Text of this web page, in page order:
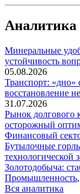
Аналитика
Минеральные
устойчивость
05.08.2026
Транспорт: «дно»
восстановление
31.07.2026
Рынок долгового
осторожный
Финансовый
Бутылочные
технологической
Золотодобыча:
Промышленность,
Вся аналитика